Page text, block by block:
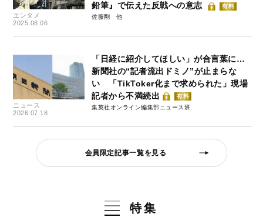
エンタメ
2025.08.06
鉛筆』で伝えた反戦への意志
有料
佐藤剛
ニュース
2026.07.18
「日経に紹介してほしい」が合言葉に…
新聞社の“記者流出ドミノ”が止まらな
い 「TikToker化まで求められた」現場
記者から不満続出
有料
集英社オンライン編集部ニュース班
会員限定記事一覧を見る
特集